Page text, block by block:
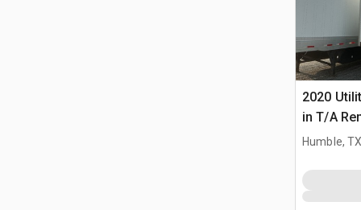
2020
in T/A
Humble,